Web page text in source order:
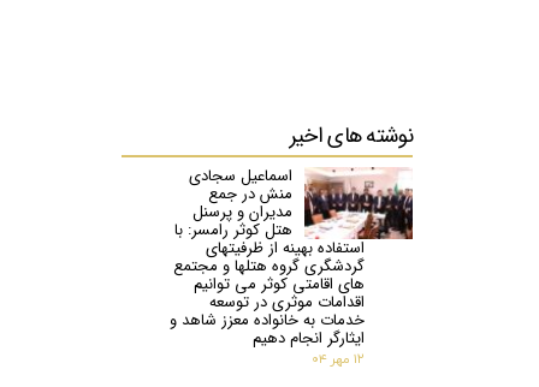
نوشته هایاخیر
اسماعیل سجادی
منش در جمع
مدیران و پرسنل
هتل کوثر رامسر: با
استفاده بهینه از ظرفیتهای
گردشگری گروه هتلها و مجتمع
های اقامتی کوثر می توانیم
اقدامات موثری در توسعه
خدمات به خانواده معزز شاهد و
ایثارگر انجام دهیم
۱۲ مهر ۰۴